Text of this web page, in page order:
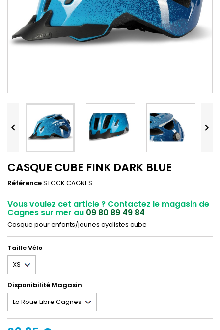
 
CASQUE CUBE FINK DARK BLUE
RéférenceSTOCK CAGNES
Vous voulez cet article ? Contactez le magasin de
Cagnes sur mer au 09 80 89 49 84
Casque pour enfants/jeunes cyclistes cube
Taille Vélo
Disponibilité Magasin